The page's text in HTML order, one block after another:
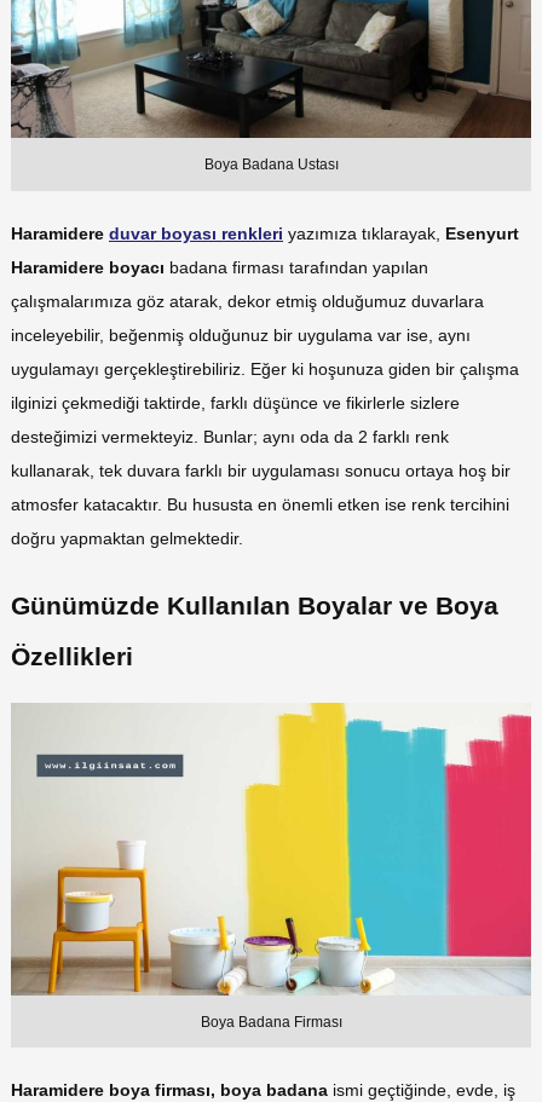
Boya Badana Ustası
Haramidere duvar boyası renkleri yazımıza tıklarayak, Esenyurt
Haramidere boyacı badana firması tarafından yapılan
çalışmalarımıza göz atarak, dekor etmiş olduğumuz duvarlara
inceleyebilir, beğenmiş olduğunuz bir uygulama var ise, aynı
uygulamayı gerçekleştirebiliriz. Eğer ki hoşunuza giden bir çalışma
ilginizi çekmediği taktirde, farklı düşünce ve fikirlerle sizlere
desteğimizi vermekteyiz. Bunlar; aynı oda da 2 farklı renk
kullanarak, tek duvara farklı bir uygulaması sonucu ortaya hoş bir
atmosfer katacaktır. Bu hususta en önemli etken ise renk tercihini
doğru yapmaktan gelmektedir.
Günümüzde Kullanılan Boyalar ve Boya
Özellikleri
Boya Badana Firması
Haramidere boya firması, boya badana ismi geçtiğinde, evde, iş